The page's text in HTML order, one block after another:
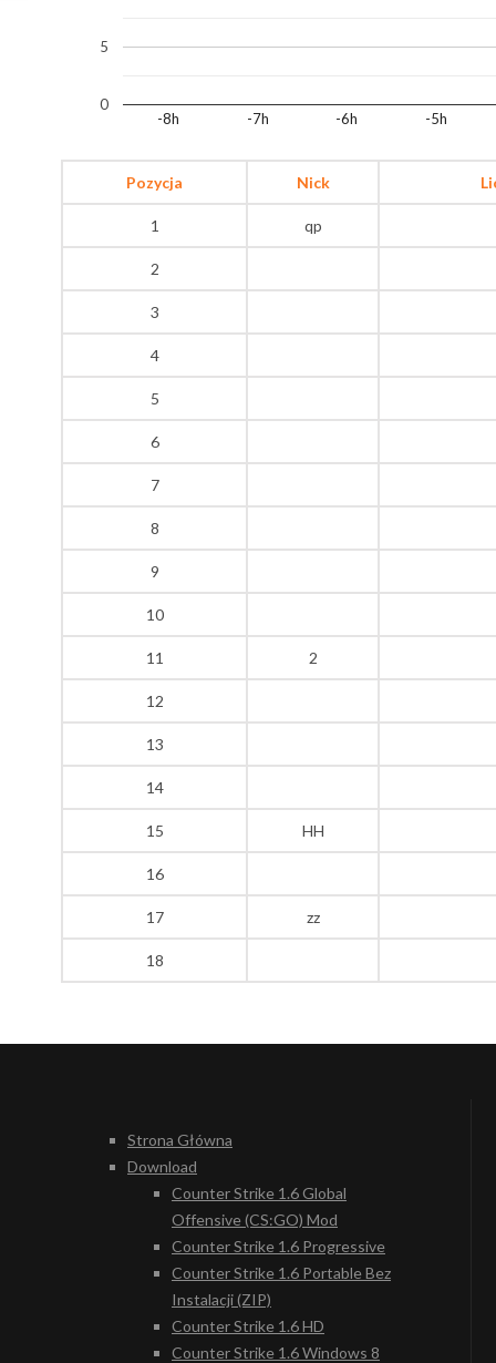
-8h -7h -6h -5h
0
5
Pozycja Nick
1 qp
2
3
4
5
6
7
8
9
10
11 2
12
13
14
15 HH
16
17 zz
18
Strona Główna
Download
Counter Strike 1.6 Global
Offensive (CS:GO) Mod
Counter Strike 1.6 Progressive
Counter Strike 1.6 Portable Bez
Instalacji (ZIP)
Counter Strike 1.6 HD
Counter Strike 1.6 Windows 8